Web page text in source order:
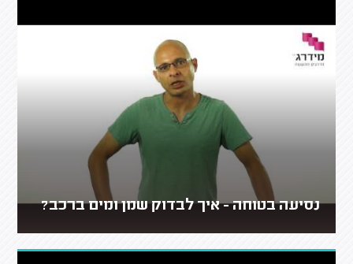
נסיעה בטוחה - איך לבדוק שמן ומים ברכב?